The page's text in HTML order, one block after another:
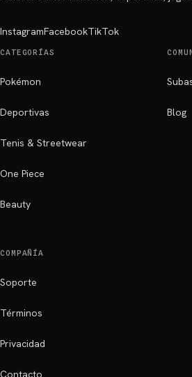
InstagramFacebookTikTok
CATEGORÍAS
Pokémon
Deportivas
Tenis & Streetwear
One Piece
Beauty
Blog
COMPAÑÍA
Soporte
Términos
Privacidad
Contacto